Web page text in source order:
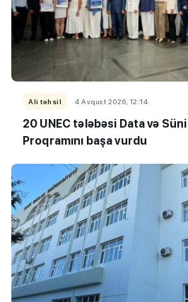
Ali təhsil 4 Avqust 2026, 12:14
20 UNEC tələbəsi Data və
Proqramını başa vurdu